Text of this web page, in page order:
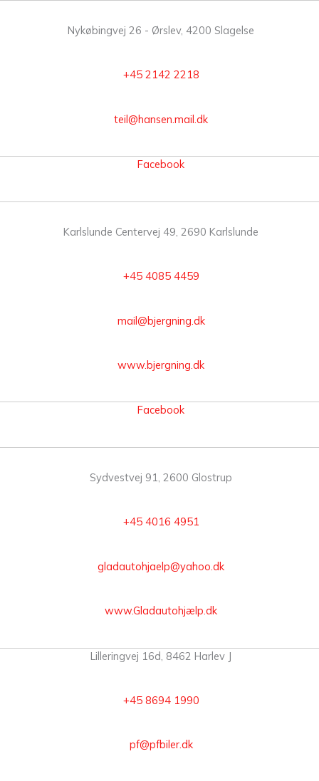
Nykøbingvej 26 - Ørslev, 4200 Slagelse
+45 2142 2218
teil@hansen.mail.dk
Facebook
Karlslunde Centervej 49, 2690 Karlslunde
+45 4085 4459
mail@bjergning.dk
www.bjergning.dk
Facebook
Sydvestvej 91, 2600 Glostrup
+45 4016 4951
gladautohjaelp@yahoo.dk
www.Gladautohjælp.dk
Lilleringvej 16d, 8462 Harlev J
+45 8694 1990
pf@pfbiler.dk